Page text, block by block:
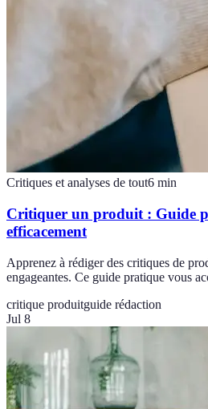
Critiques et analyses de tout6 min
Critiquer un produit : Guide
efficacement
Apprenez à rédiger des critiques de
engageantes. Ce guide pratique vous
critique produitguide rédaction
Jul 8